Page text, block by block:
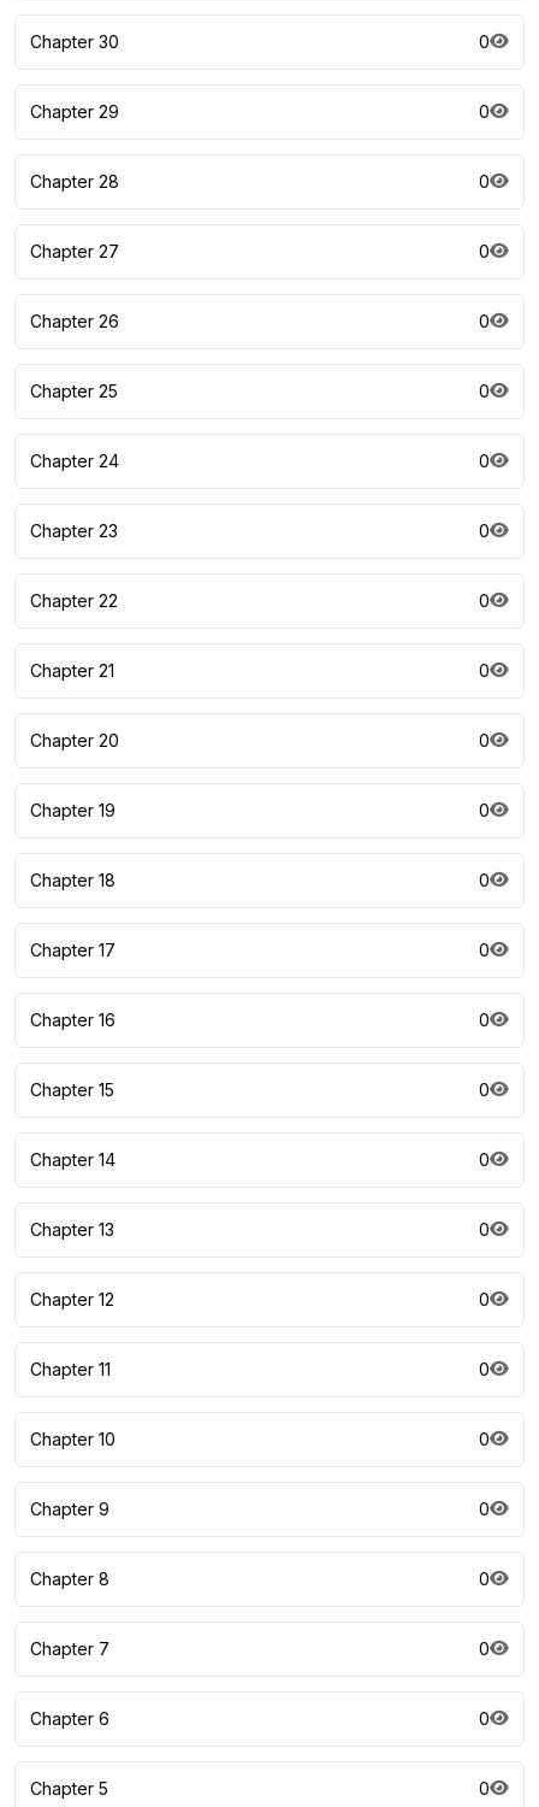
Chapter 30 0
Chapter 29 0
Chapter 28 0
Chapter 27 0
Chapter 26 0
Chapter 25 0
Chapter 24 0
Chapter 23 0
Chapter 22 0
Chapter 21 0
Chapter 20 0
Chapter 19 0
Chapter 18 0
Chapter 17 0
Chapter 16 0
Chapter 15 0
Chapter 14 0
Chapter 13 0
Chapter 12 0
Chapter 11 0
Chapter 10 0
Chapter 9 0
Chapter 8 0
Chapter 7 0
Chapter 6 0
Chapter 5 0